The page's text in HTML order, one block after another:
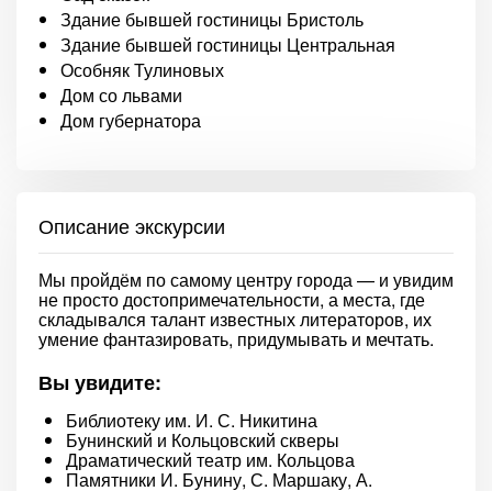
Здание бывшей гостиницы Бристоль
Здание бывшей гостиницы Центральная
Особняк Тулиновых
Дом со львами
Дом губернатора
Описание экскурсии
Мы пройдём по самому центру города — и увидим
не просто достопримечательности, а места, где
складывался талант известных литераторов, их
умение фантазировать, придумывать и мечтать.
Вы увидите:
Библиотеку им. И. С. Никитина
Бунинский и Кольцовский скверы
Драматический театр им. Кольцова
Памятники И. Бунину, С. Маршаку, А.